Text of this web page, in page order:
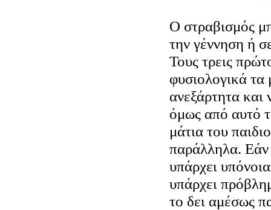
Ο στραβισμός
την γέννηση ή
Τους τρεις
φυσιολογικά τα
ανεξάρτητα
όμως από αυτό
μάτια του
παράλληλα.
υπάρχει
υπάρχει
το δει αμέσως